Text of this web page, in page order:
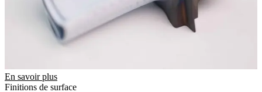
En savoir plus
Finitions de surface